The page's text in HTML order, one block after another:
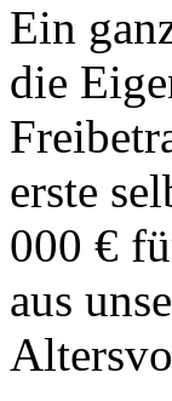
Ein
die
erste
000 €
aus